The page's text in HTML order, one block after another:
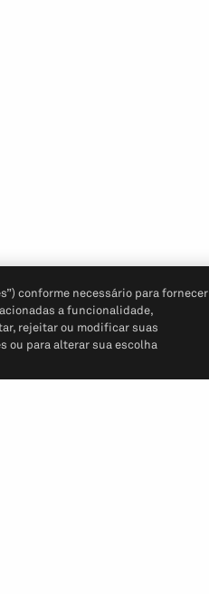
conforme necessário para fornecer
a funcionalidade,
rejeitar ou modificar suas
ou para alterar sua escolha